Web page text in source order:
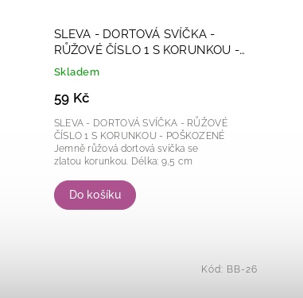
SLEVA - DORTOVÁ SVÍČKA -
RŮŽOVÉ ČÍSLO 1 S KORUNKOU -
POŠKOZENÉ
Skladem
59 Kč
Do košíku
SLEVA - DORTOVÁ SVÍČKA - RŮŽOVÉ
ČÍSLO 1 S KORUNKOU - POŠKOZENÉ
Jemně růžová dortová svíčka se
zlatou korunkou. Délka: 9,5 cm
Kód: BB-26